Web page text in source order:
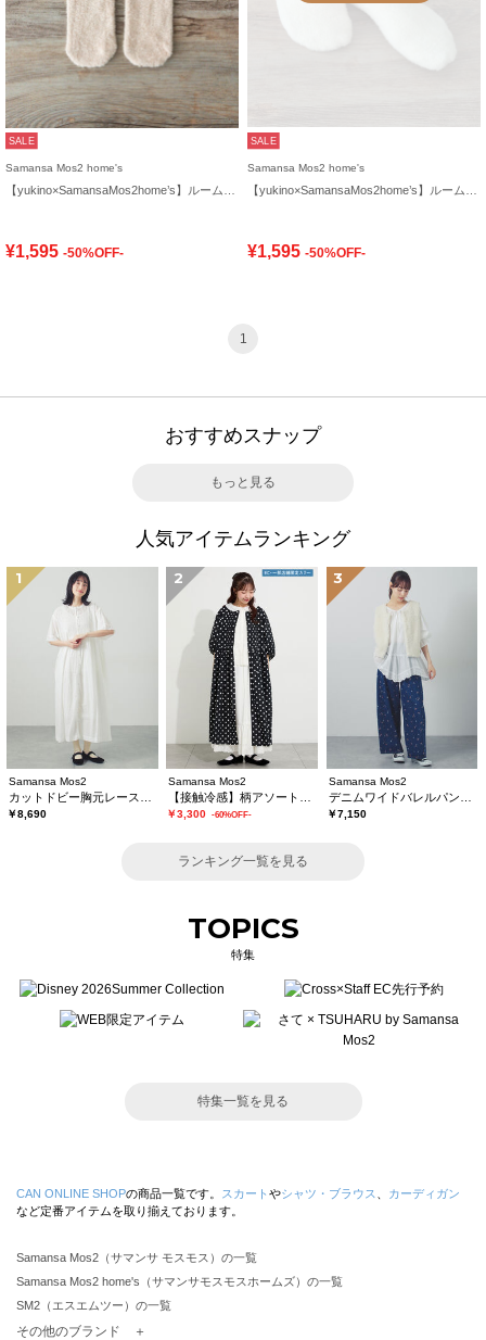
SALE
Samansa Mos2 home's
¥1,595 -50%OFF-
SALE
Samansa Mos2 home's
¥1,595 -50%OFF-
1
おすすめスナップ
もっと見る
人気アイテムランキング
1
Samansa Mos2
￥8,690
2
Samansa Mos2
￥3,300 -60%OFF-
3
Samansa Mos2
￥7,150
ランキング一覧を見る
TOPICS
特集
特集一覧を見る
CAN ONLINE SHOPの商品一覧です。 スカート やシャツ・ブラウス
カーディガン
など定番アイテムを取り揃えております。
Samansa Mos2（サマンサ モスモス）の一覧
Samansa Mos2 home's（サマンサモスモスホームズ）の一覧
SM2（エスエムツー）の一覧
TSUHARU by Samansa Mos2（ツハルバイサマンサモスモス）の一覧
その他のブランド ＋